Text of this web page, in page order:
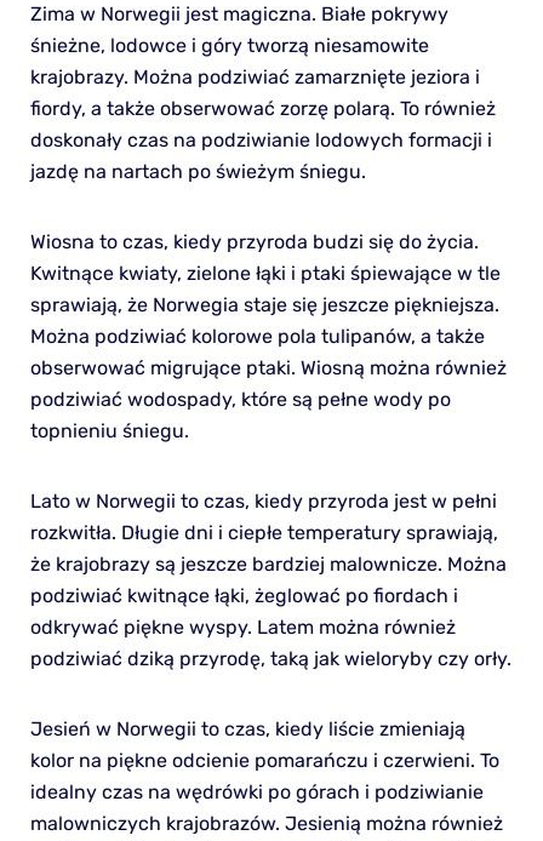
Zima w Norwegii jest magiczna. Białe pokrywy
śnieżne, lodowce i góry tworzą niesamowite
krajobrazy. Można podziwiać zamarznięte jeziora i
fiordy, a także obserwować zorzę polarą. To również
doskonały czas na podziwianie lodowych formacji i
jazdę na nartach po świeżym śniegu.
Wiosna to czas, kiedy przyroda budzi się do życia.
Kwitnące kwiaty, zielone łąki i ptaki śpiewające w tle
sprawiają, że Norwegia staje się jeszcze piękniejsza.
Można podziwiać kolorowe pola tulipanów, a także
obserwować migrujące ptaki. Wiosną można również
podziwiać wodospady, które są pełne wody po
topnieniu śniegu.
Lato w Norwegii to czas, kiedy przyroda jest w pełni
rozkwitła. Długie dni i ciepłe temperatury sprawiają,
że krajobrazy są jeszcze bardziej malownicze. Można
podziwiać kwitnące łąki, żeglować po fiordach i
odkrywać piękne wyspy. Latem można również
podziwiać dziką przyrodę, taką jak wieloryby czy orły.
Jesień w Norwegii to czas, kiedy liście zmieniają
kolor na piękne odcienie pomarańczu i czerwieni. To
idealny czas na wędrówki po górach i podziwianie
malowniczych krajobrazów. Jesienią można również